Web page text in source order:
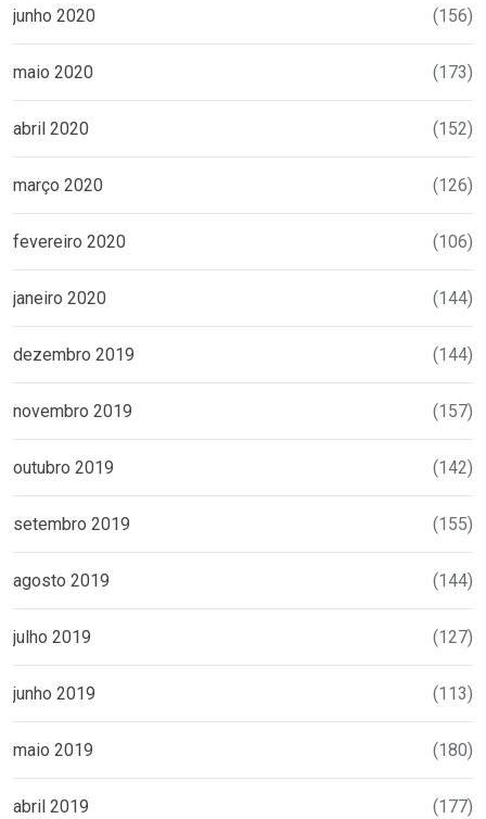
junho 2020 (156)
maio 2020 (173)
abril 2020 (152)
março 2020 (126)
fevereiro 2020 (106)
janeiro 2020 (144)
dezembro 2019 (144)
novembro 2019 (157)
outubro 2019 (142)
setembro 2019 (155)
agosto 2019 (144)
julho 2019 (127)
junho 2019 (113)
maio 2019 (180)
abril 2019 (177)